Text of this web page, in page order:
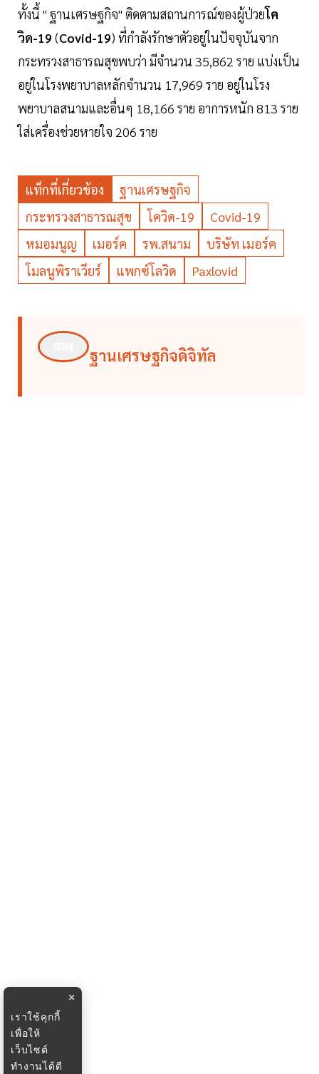
ทั้งนี้ " ฐานเศรษฐกิจ" ติดตามสถานการณ์ของผู้ป่วยโค
วิด-19 (Covid-19) ที่กำลังรักษาตัวอยู่ในปัจจุบันจาก
กระทรวงสาธารณสุขพบว่า มีจำนวน 35,862 ราย แบ่งเป็น
อยู่ในโรงพยาบาลหลักจำนวน 17,969 ราย อยู่ในโรง
พยาบาลสนามและอื่นๆ 18,166 ราย อาการหนัก 813 ราย
ใส่เครื่องช่วยหายใจ 206 ราย
แท็กที่เกี่ยวข้อง
ฐานเศรษฐกิจ
กระทรวงสาธารณสุข
โควิด-19
Covid-19
หมอมนูญ
เมอร์ค รพ.สนาม
บริษัท เมอร์ค
โมลนูพิราเวียร์
แพกซ์โลวิด Paxlovid
ฐานเศรษฐกิจดิจิทัล
×
เราใช้คุกกี้
เพื่อให้
เว็บไซต์
ทำงานได้ดี